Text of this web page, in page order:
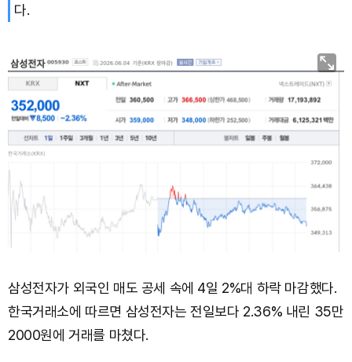
다.
삼성전자가 외국인 매도 공세 속에 4일 2%대 하락 마감했다.
한국거래소에 따르면 삼성전자는 전일보다 2.36% 내린 35만
2000원에 거래를 마쳤다.